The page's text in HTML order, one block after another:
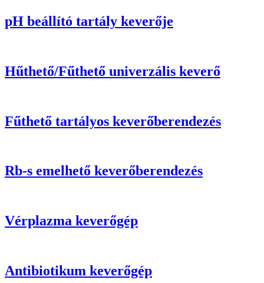
pH beállító tartály keverője
Hűthető/Fűthető univerzális keverő
Fűthető tartályos keverőberendezés
Rb-s emelhető keverőberendezés
Vérplazma keverőgép
Antibiotikum keverőgép